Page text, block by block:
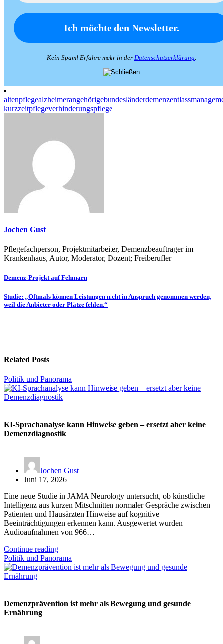
Kein Spam! Erfahre mehr in der Datenschutzerklärung
altenpflegealzheimerangehörigebundesländerdemenz
kurzzeitpflegeverhinderungspflege
Jochen Gust
Pflegefachperson, Projektmitarbeiter, Demenzbeauftrager im
Krankenhaus, Autor, Moderator, Dozent; Freiberufler
Beitragsnavigation
Demenz-Projekt auf Fehmarn
Studie: „Oftmals können Leistungen nicht in Anspruch genommen werden,
weil die Anbieter oder Plätze fehlen.“
Related Posts
Politik und Panorama
KI-Sprachanalyse kann Hinweise geben – ersetzt aber keine
Demenzdiagnostik
Jochen Gust
Juni 17, 2026
Eine neue Studie in JAMA Neurology untersucht, ob künstliche
Intelligenz aus kurzen Mitschnitten normaler Gespräche zwischen
Patienten und Hausärzten Hinweise auf kognitive
Beeinträchtigungen erkennen kann. Ausgewertet wurden
Audioaufnahmen von 966…
Continue reading
Politik und Panorama
Demenzprävention ist mehr als Bewegung und gesunde
Ernährung